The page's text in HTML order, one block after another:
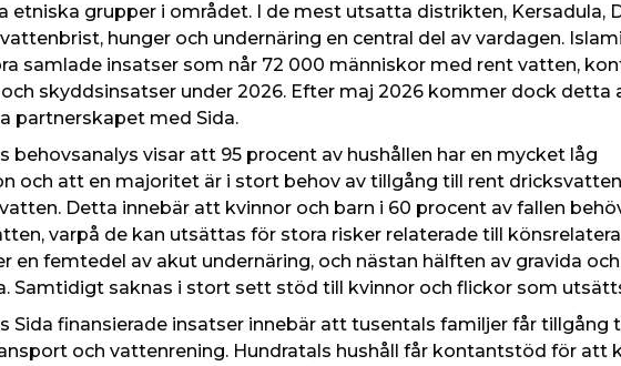
etniska grupper i området. I de mest utsatta distrikten, Kersadula,
hunger och undernäring en central del av vardagen.
samlade insatser som når 72 000 människor med rent vatten,
skyddsinsatser under 2026. Efter maj 2026 kommer dock detta
partnerskapet med Sida.
behovsanalys visar att 95 procent av hushållen har en mycket låg
och att en majoritet är i stort behov av tillgång till rent
Detta innebär att kvinnor och barn i 60 procent av fallen
varpå de kan utsättas för stora risker relaterade till
en femtedel av akut undernäring, och nästan hälften av gravida
Samtidigt saknas i stort sett stöd till kvinnor och flickor som
Sida finansierade insatser innebär att tusentals familjer får tillgång
och vattenrening. Hundratals hushåll får kontantstöd för att